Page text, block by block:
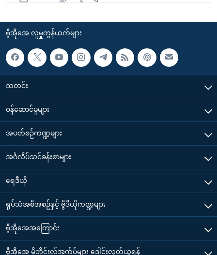
ဗွီအိုအေ လူမှုကွန်ယက်များ
သတင်း
၀န်ဆောင်မှုများ
အပတ်စဉ်ကဏ္ဍများ
အင်္ဂလိပ်သင်ခန်းစာများ
ရေဒီယို
ရုပ်သံအစီအစဉ်နှင့် ဗွီဒီယိုကဏ္ဍများ
ဗွီအိုအေအကြောင်း
ဗွီအိုအေ မိုဘိုင်းလ်အက်ပ်များ ဒေါင်းလုတ်ယူရန်